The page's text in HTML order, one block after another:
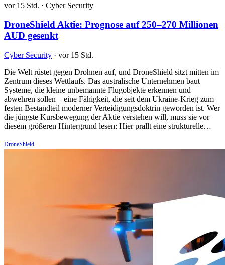
vor 15 Std. · Cyber Security
DroneShield Aktie: Prognose auf 250–270 Millionen
AUD gesenkt
Cyber Security · vor 15 Std.
Die Welt rüstet gegen Drohnen auf, und DroneShield sitzt mitten im
Zentrum dieses Wettlaufs. Das australische Unternehmen baut
Systeme, die kleine unbemannte Flugobjekte erkennen und
abwehren sollen – eine Fähigkeit, die seit dem Ukraine-Krieg zum
festen Bestandteil moderner Verteidigungsdoktrin geworden ist. Wer
die jüngste Kursbewegung der Aktie verstehen will, muss sie vor
diesem größeren Hintergrund lesen: Hier prallt eine strukturelle…
DroneShield